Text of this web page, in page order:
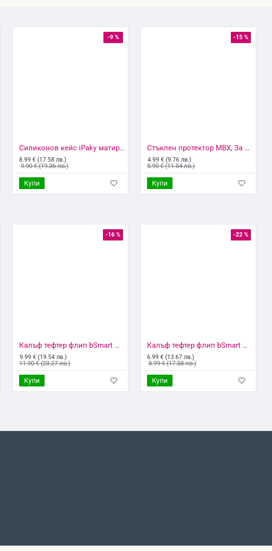
-9 %
Силиконов кейс iPaky матиран, За Samsung Galaxy S22 Plus 5G (S906B), Тъмносин
8.99 € (17.58 лв.)
9.90 € (19.36 лв.)
Купи
-15 %
Стъклен протектор MBX, За Samsung Galaxy S22 Plus 5G (S906B), Прозрачен
4.99 € (9.76 лв.)
5.90 € (11.54 лв.)
Купи
-16 %
Калъф тефтер флип bSmart Magnet Book страничен, За iPhone X/XS, Черен
9.99 € (19.54 лв.)
11.90 € (23.27 лв.)
Купи
-22 %
Калъф тефтер флип bSmart Magnet Book страничен, За Huawei P20 Lite, Черен
6.99 € (13.67 лв.)
8.99 € (17.58 лв.)
Купи